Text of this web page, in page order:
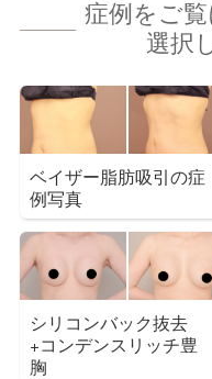
症例をご
選択
ベイザー脂肪吸引の症
例写真
シリコンバック抜去
+コンデンスリッチ豊
胸